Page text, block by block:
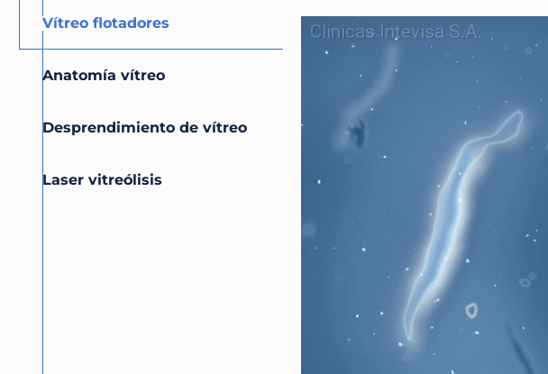
Vítreo flotadores
Anatomía vítreo
Desprendimiento de vítreo
Laser vitreólisis